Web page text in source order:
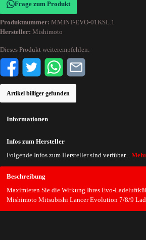
Frage zum Produkt
Produktnummer: MMINT-EVO-01KSL.1
Hersteller: Mishimoto
Dieses Produkt weiterempfehlen:
Artikel billiger gefunden
Beschreibung
Maximieren Sie die Wirkung Ihres Evo-
Mishimoto Mitsubishi Lancer Evolution 7/8/9
Informationen
Infos zum Hersteller
Folgende Infos zum Hersteller sind verfübar...